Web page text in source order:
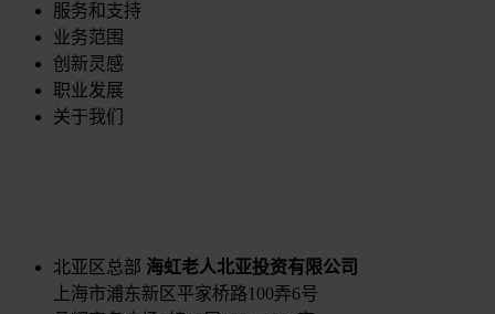
服务和支持
业务范围
创新灵感
职业发展
关于我们
北亚区总部 海虹老人北亚投资有限公司
上海市浦东新区平家桥路100弄6号